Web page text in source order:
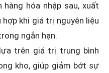
hóa nhập sau, xuất
khi giá trị nguyên liệu
ngắn hạn.
trên giá trị trung bình
kho, giúp giảm bớt sự